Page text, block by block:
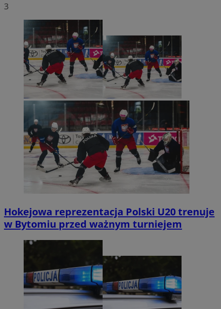
3
Hokejowa reprezentacja Polski U20 trenuje
w Bytomiu przed ważnym turniejem